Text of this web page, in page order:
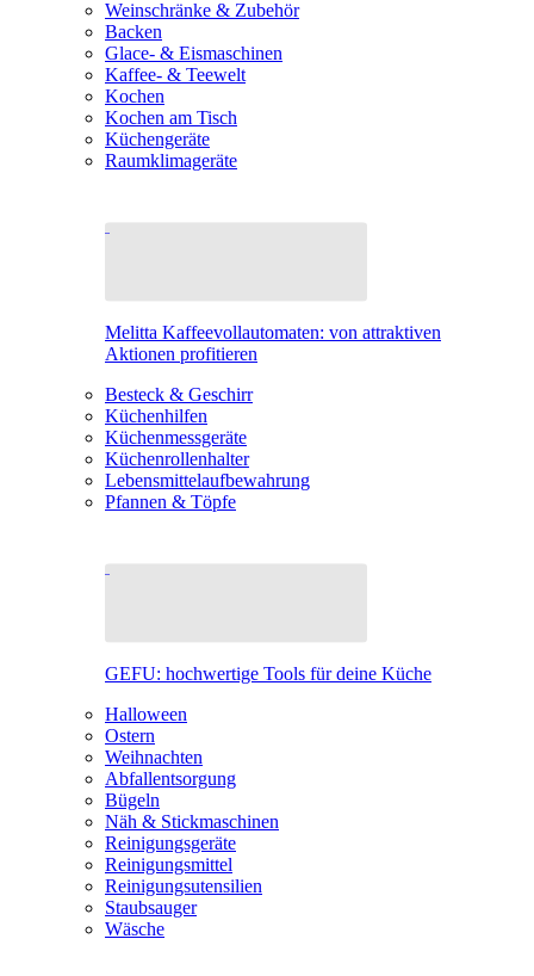
Weinschränke & Zubehör
Backen
Glace- & Eismaschinen
Kaffee- & Teewelt
Kochen
Kochen am Tisch
Küchengeräte
Raumklimageräte
Melitta Kaffeevollautomaten: von attraktiven
Aktionen profitieren
Besteck & Geschirr
Küchenhilfen
Küchenmessgeräte
Küchenrollenhalter
Lebensmittelaufbewahrung
Pfannen & Töpfe
GEFU: hochwertige Tools für deine Küche
Halloween
Ostern
Weihnachten
Abfallentsorgung
Bügeln
Näh & Stickmaschinen
Reinigungsgeräte
Reinigungsmittel
Reinigungsutensilien
Staubsauger
Wäsche